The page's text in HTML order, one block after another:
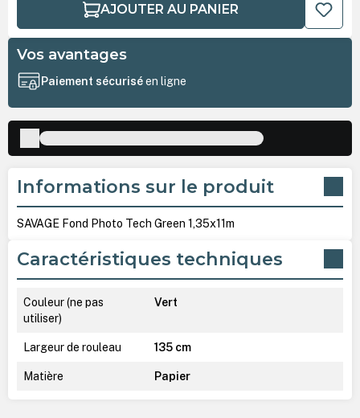
AJOUTER AU PANIER
Vos avantages
Paiement sécuriséen ligne
Informations sur le produit
SAVAGE Fond Photo Tech Green 1,35x11m
Caractéristiques techniques
Couleur (ne pas
utiliser)
Vert
Largeur de rouleau 135 cm
Matière Papier